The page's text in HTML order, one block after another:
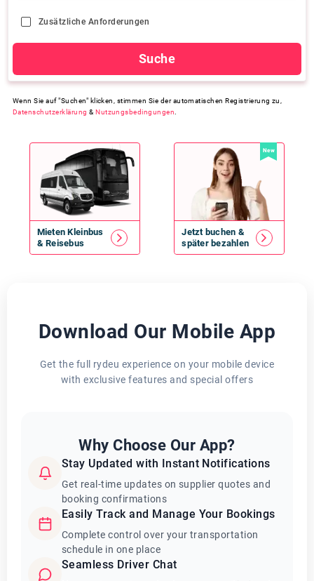
Zusätzliche Anforderungen
Suche
Wenn Sie auf "Suchen" klicken, stimmen Sie der automatischen Registrierung zu,
Datenschutzerklärung &Nutzungsbedingungen
Mieten Kleinbus
& Reisebus
New
Jetzt buchen &
später bezahlen
Download Our Mobile App
Get the full rydeu experience on your mobile device
with exclusive features and special offers
Why Choose Our App?
Stay Updated with Instant Notifications
Get real-time updates on supplier quotes and
booking confirmations
Easily Track and Manage Your Bookings
Complete control over your transportation
schedule in one place
Seamless Driver Chat